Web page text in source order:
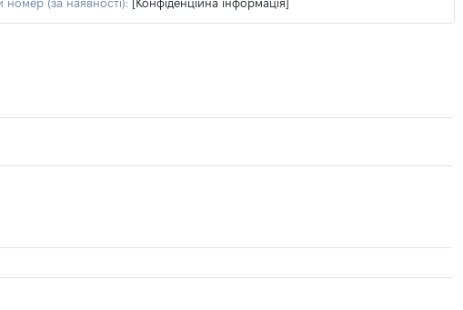
номер (за наявності): [Конфіденційна інформація]